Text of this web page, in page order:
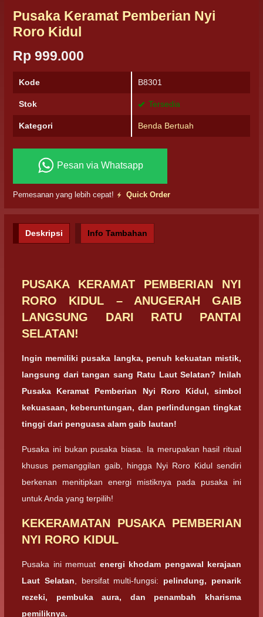
Pusaka Keramat Pemberian Nyi
Roro Kidul
Rp 999.000
Kode B8301
Stok Tersedia
Kategori Benda Bertuah
Pesan via Whatsapp
Pemesanan yang lebih cepat! Quick Order
Deskripsi Info Tambahan
PUSAKA KERAMAT PEMBERIAN NYI
RORO KIDUL – ANUGERAH GAIB
LANGSUNG DARI RATU PANTAI
SELATAN!
Ingin memiliki pusaka langka, penuh kekuatan mistik,
langsung dari tangan sang Ratu Laut Selatan? Inilah
Pusaka Keramat Pemberian Nyi Roro Kidul, simbol
kekuasaan, keberuntungan, dan perlindungan tingkat
tinggi dari penguasa alam gaib lautan!
Pusaka ini bukan pusaka biasa. Ia merupakan hasil ritual
khusus pemanggilan gaib, hingga Nyi Roro Kidul sendiri
berkenan menitipkan energi mistiknya pada pusaka ini
untuk Anda yang terpilih!
KEKERAMATAN PUSAKA PEMBERIAN
NYI RORO KIDUL
Pusaka ini memuat energi khodam pengawal kerajaan
Laut Selatan , bersifat multi-fungsi: pelindung, penarik
rezeki, pembuka aura, dan penambah kharisma
pemiliknya.